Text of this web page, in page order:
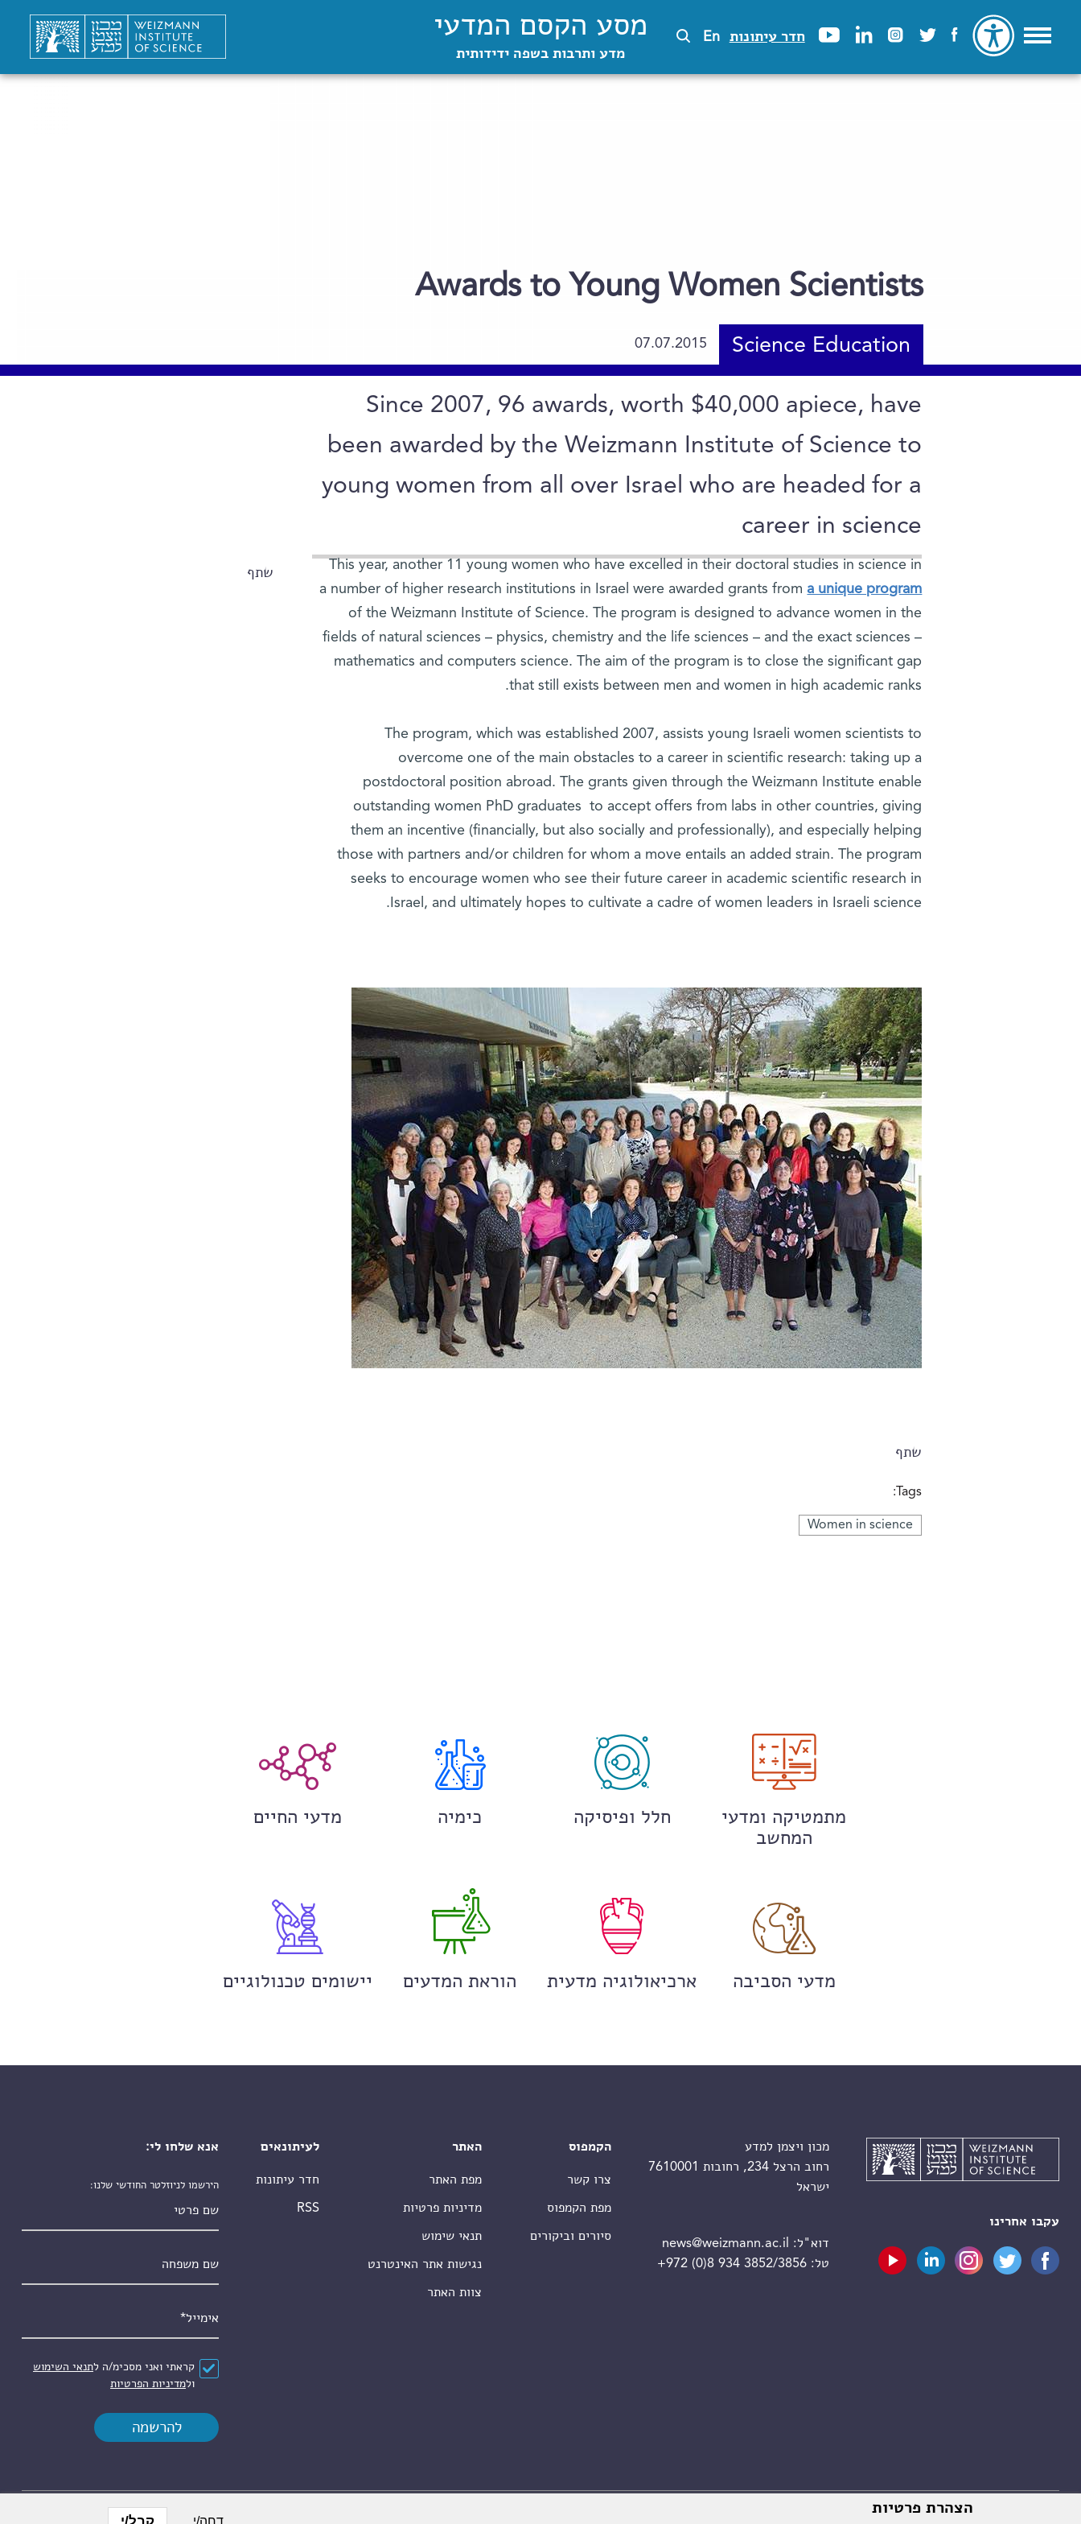
חדר עיתונות En מסע הקסם המדעי
מדע ותרבות בשפה ידידותית
Awards to Young Women Scientists
Science Education
07.07.2015
Since 2007, 96 awards, worth $40,000 apiece, have
been awarded by the Weizmann Institute of Science to
young women from all over Israel who are headed for a
career in science
שתף
This year, another 11 young women who have excelled in their doctoral studies in science in
a number of higher research institutions in Israel were awarded grants from a unique program
of the Weizmann Institute of Science. The program is designed to advance women in the
fields of natural sciences – physics, chemistry and the life sciences – and the exact sciences –
mathematics and computers science. The aim of the program is to close the significant gap
that still exists between men and women in high academic ranks.
The program, which was established 2007, assists young Israeli women scientists to
overcome one of the main obstacles to a career in scientific research: taking up a
postdoctoral position abroad. The grants given through the Weizmann Institute enable
outstanding women PhD graduates to accept offers from labs in other countries, giving
them an incentive (financially, but also socially and professionally), and especially helping
those with partners and/or children for whom a move entails an added strain. The program
seeks to encourage women who see their future career in academic scientific research in
Israel, and ultimately hopes to cultivate a cadre of women leaders in Israeli science.
שתף
Tags:
Women in science
מתמטיקה ומדעי
המחשב
חלל ופיסיקה כימיה מדעי החיים
מדעי הסביבה ארכיאולוגיה מדעית הוראת המדעים יישומים טכנולוגיים
עקבו אחרינו
מכון ויצמן למדע
רחוב הרצל 234, רחובות 7610001
ישראל
דוא"ל:
news@weizmann.ac.il
טל:+972 (0)8 934 3852/3856
הקמפוס
צרו קשר
מפת הקמפוס
סיורים וביקורים
האתר
מפת האתר
מדיניות פרטיות
תנאי שימוש
נגישות אתר האינטרנט
צוות האתר
לעיתונאים
חדר עיתונות
RSS
אנא שלחו לי:
הירשמו לניוזלטר החודשי שלנו:
הסכם*
קראתי ואני מסכימ/ה לתנאי השימוש
ולמדיניות הפרטיות
הצהרת פרטיות
דחה/י